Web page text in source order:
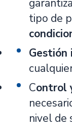
tipo de
Gestión
Control
nivel de